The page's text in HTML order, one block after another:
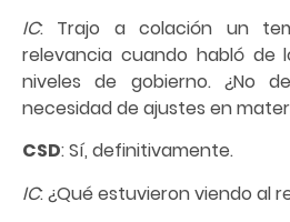
IC: Trajo a colación un
relevancia cuando habló de
niveles de gobierno. ¿No
necesidad de ajustes en
CSD: Sí, definitivamente.
IC: ¿Qué estuvieron viendo al